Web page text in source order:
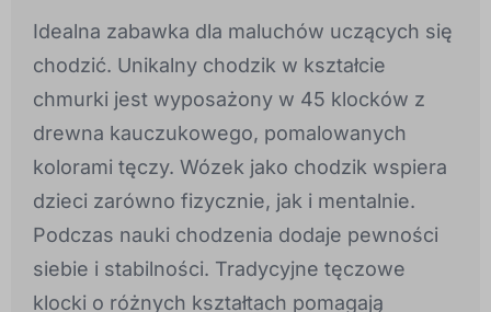
Idealna zabawka dla maluchów uczących się
chodzić. Unikalny chodzik w kształcie
chmurki jest wyposażony w 45 klocków z
drewna kauczukowego, pomalowanych
kolorami tęczy. Wózek jako chodzik wspiera
dzieci zarówno fizycznie, jak i mentalnie.
Podczas nauki chodzenia dodaje pewności
siebie i stabilności. Tradycyjne tęczowe
klocki o różnych kształtach pomagają